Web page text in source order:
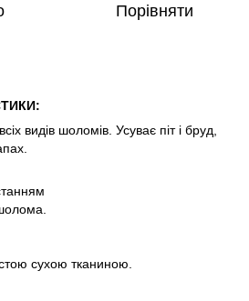
Порівняти
видів шоломів. Усуває піт і бруд,
сухою тканиною.